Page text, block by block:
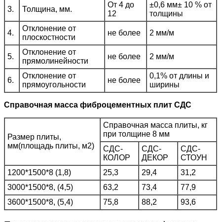
3. Толщина, мм.
От 4 до
12
±0,6 мм± 10 % от
толщины
4.
Отклонение от
плоскостности
не более 2 мм/м
5.
Отклонение от
прямолинейности
не более 2 мм/м
6.
Отклонение от
прямоугольности
не более
0,1% от длины и
ширины
Справочная масса фиброцементных плит СДС
Размер плиты,
мм(площадь плиты, м2)
Справочная масса плиты, кг
при толщине 8 мм
СДС-
КОЛОР
СДС-
ДЕКОР
СДС-
СТОУН
1200*1500*8 (1,8)
25,3 29,4
31,2
3000*1500*8, (4,5)
63,2 73,4
77,9
3600*1500*8, (5,4)
75,8 88,2 93,6